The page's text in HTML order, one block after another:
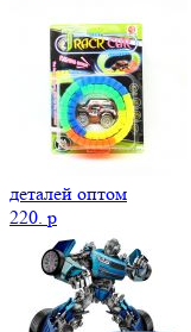
деталей оптом
220. p